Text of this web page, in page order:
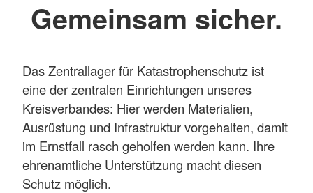
Gemeinsam sicher.
Das Zentrallager für Katastrophenschutz ist
eine der zentralen Einrichtungen unseres
Kreisverbandes: Hier werden Materialien,
Ausrüstung und Infrastruktur vorgehalten, damit
im Ernstfall rasch geholfen werden kann. Ihre
ehrenamtliche Unterstützung macht diesen
Schutz möglich.